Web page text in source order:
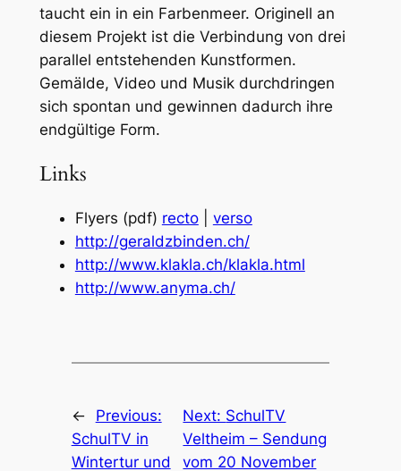
taucht ein in ein Farbenmeer. Originell an
diesem Projekt ist die Verbindung von drei
parallel entstehenden Kunstformen.
Gemälde, Video und Musik durchdringen
sich spontan und gewinnen dadurch ihre
endgültige Form.
Links
Flyers (pdf) recto| verso
http://geraldzbinden.ch/
http://www.klakla.ch/klakla.html
http://www.anyma.ch/
←
Previous:
SchulTV in
Wintertur und
Next: SchulTV
Veltheim – Sendung
vom 20 November